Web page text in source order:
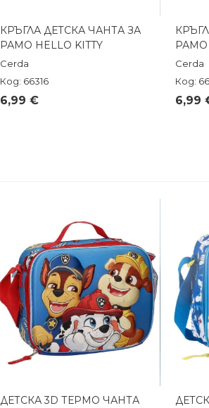
Бърз преглед
КРЪГЛА ДЕТСКА ЧАНТА ЗА
РАМО HELLO KITTY
Cerda
Код: 66316
6,99 €
РАМО
Cerda
Код:
6,99
Бърз преглед
ДЕТСКА 3D ТЕРМО ЧАНТА